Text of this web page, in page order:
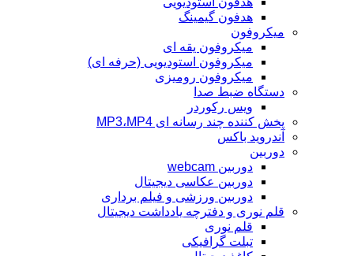
هدفون گیمینگ
میکروفون
میکروفون یقه ای
میکروفون استودیویی (حرفه ای)
میکروفون رومیزی
دستگاه ضبط صدا
ویس رکوردر
پخش کننده چند رسانه ای MP3،MP4
آندروید باکس
دوربین
دوربین webcam
دوربین عکاسی دیجیتال
دوربین‌ ورزشی و فیلم برداری
قلم نوری و دفترچه یادداشت دیجیتال
قلم نوری
تبلت گرافیکی